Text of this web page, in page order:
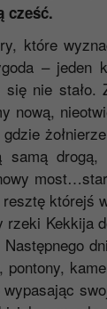
cześć.
które
–
nie
nową,
samą
którejś
rzeki Kekkija
pontony,